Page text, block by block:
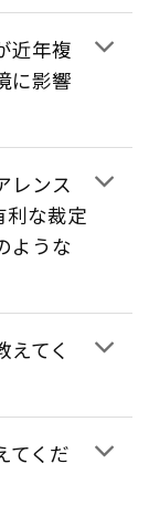
近年複
に影響
レンス
利な裁定
ような
てく
てくだ